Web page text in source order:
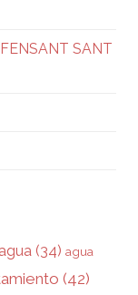
SANT
agua (34) agua
(42)